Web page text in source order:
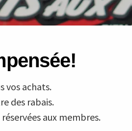
vos achats.
des rabais.
réservées aux membres.